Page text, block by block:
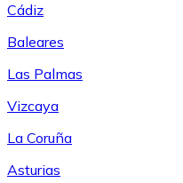
Cádiz
Baleares
Las Palmas
Vizcaya
La Coruña
Asturias